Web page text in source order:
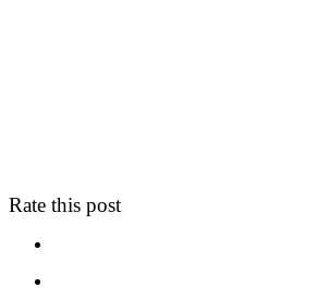
Rate this post